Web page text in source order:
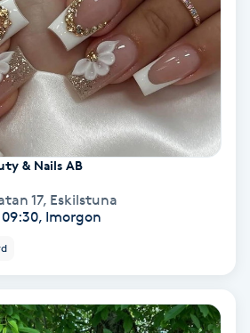
& Nails AB
17, Eskilstuna
Imorgon